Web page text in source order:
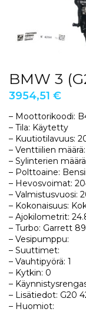
BMW 3
3954,51 €
– Moottorikoodi:
– Tila: Käytetty
– Kuutiotilavuus:
– Venttiilien määrä:
– Sylinterien
– Polttoaine:
– Hevosvoimat:
– Valmistusvuosi:
– Kokonaisuus:
– Ajokilometrit:
– Turbo: Garrett
– Vesipumppu:
– Suuttimet:
– Vauhtipyörä: 1
– Kytkin: 0
–
– Lisätiedot: G20
– Huomiot: